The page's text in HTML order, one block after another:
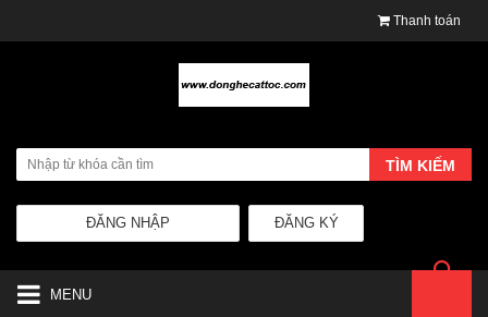
Thanh toán
TÌM KIẾM
ĐĂNG KÝ
ĐĂNG NHẬP
MENU